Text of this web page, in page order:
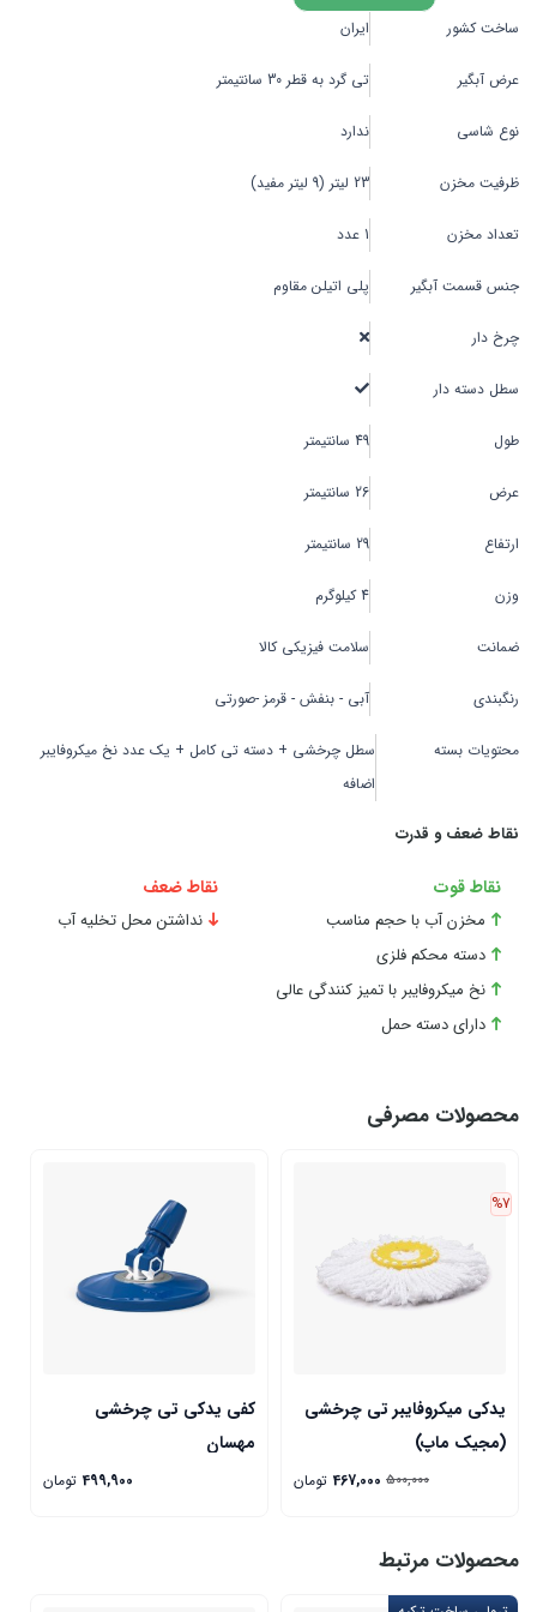
ساخت کشور ایران
عرض آبگیر تی گرد به قطر 30 سانتیمتر
نوع شاسی ندارد
ظرفیت مخزن 23 لیتر (9 لیتر مفید)
تعداد مخزن 1 عدد
جنس قسمت آبگیر پلی اتیلن مقاوم
چرخ دار
سطل دسته دار
طول 49 سانتیمتر
عرض 26 سانتیمتر
ارتفاع 29 سانتیمتر
وزن 4 کیلوگرم
ضمانت سلامت فیزیکی کالا
رنگبندی آبی - بنفش - قرمز -صورتی
محتویات بسته
سطل چرخشی + دسته تی کامل + یک عدد نخ میکروفایبر
اضافه
نقاط ضعف و قدرت
نقاط قوت
مخزن آب با حجم مناسب
دسته محکم فلزی
نخ میکروفایبر با تمیز کنندگی عالی
دارای دسته حمل
نقاط ضعف
نداشتن محل تخلیه آب
محصولات مصرفی
%7
یدکی میکروفایبر تی چرخشی
(مجیک ماپ)
500,000
467,000 تومان
کفی یدکی تی چرخشی
مهسان
499,900 تومان
محصولات مرتبط